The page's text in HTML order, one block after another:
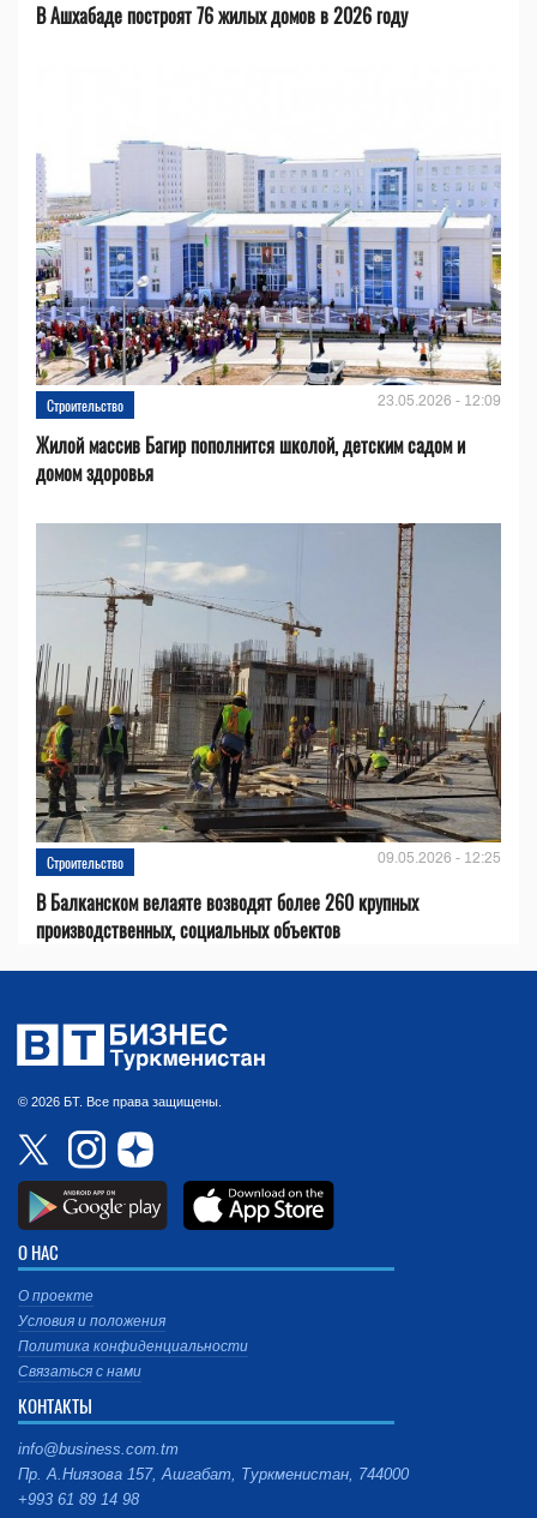
В Ашхабаде построят 76 жилых домов в 2026 году
Строительство 23.05.2026 - 12:09
Жилой массив Багир пополнится школой, детским садом и
домом здоровья
Строительство 09.05.2026 - 12:25
В Балканском велаяте возводят более 260 крупных
производственных, социальных объектов
© 2026 БТ. Все права защищены.
О НАС
О проекте
Условия и положения
Политика конфиденциальности
Связаться с нами
КОНТАКТЫ
info@business.com.tm
Пр. А.Ниязова 157, Ашгабат, Туркменистан, 744000
+993 61 89 14 98